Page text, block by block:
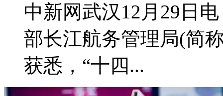
中新网武汉12月29日
部长江航务管理局(简
获悉，“十四...